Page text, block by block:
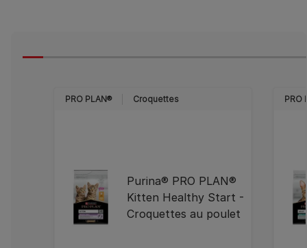
PRO PLAN® Croquettes
Purina® PRO PLAN®
Kitten Healthy Start -
Croquettes au poulet
PRO